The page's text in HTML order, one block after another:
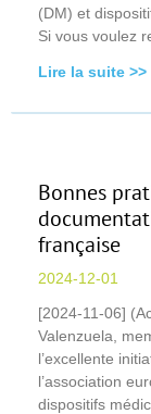
(DM) et
Si vous voulez
Lire la suite >>
Bonnes
française
2024-12-01
[2024-11-06]
Valenzuela,
l’excellente
l’association
dispositifs